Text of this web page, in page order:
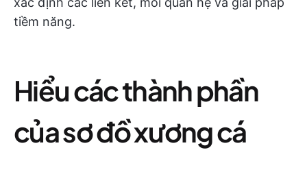
tiềm năng.
Hiểu các thành phần
của sơ đồ xương cá